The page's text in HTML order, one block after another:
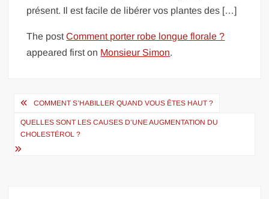
présent. Il est facile de libérer vos plantes des […]
The postComment porter robe longue florale ?
appeared first on Monsieur Simon.
Navigation
de
l’article
COMMENT S’HABILLER QUAND VOUS ÊTES HAUT ?
QUELLES SONT LES CAUSES D’UNE AUGMENTATION DU
CHOLESTÉROL ?